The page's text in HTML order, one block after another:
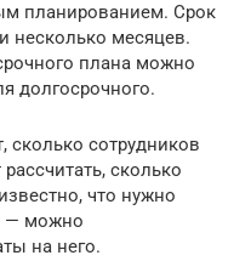
планированием. Срок
несколько месяцев.
плана можно
долгосрочного.
сколько сотрудников
сколько
что нужно
— можно
на него.